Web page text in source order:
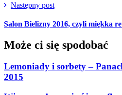
Następny post
Salon Bielizny 2016, czyli miękka
Może ci się spodobać
Lemoniady i sorbety –
2015